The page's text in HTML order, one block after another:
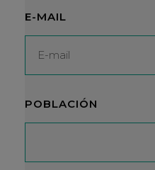
E-MAIL
POBLACIÓN